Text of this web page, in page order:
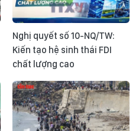
Nghị quyết số 10-NQ/TW:
Kiến tạo hệ sinh thái FDI
chất lượng cao